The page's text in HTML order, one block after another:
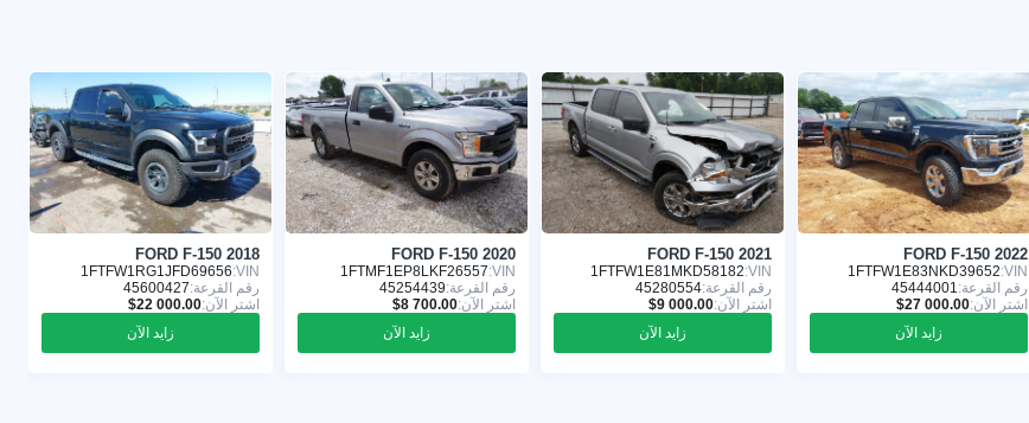
FORD F-150 2022
VIN:
1FTFW1E83NKD39652
رقم القرعة:45444001
اشترِ الآن:
زايد الآن
FORD F-150 2021
VIN:
1FTFW1E81MKD58182
رقم القرعة:45280554
اشترِ الآن:
زايد الآن
FORD F-150 2020
VIN:
1FTMF1EP8LKF26557
رقم القرعة:45254439
اشترِ الآن:
زايد الآن
FORD F-150 2018
VIN:
1FTFW1RG1JFD69656
رقم القرعة:45600427
اشترِ الآن:
زايد الآن